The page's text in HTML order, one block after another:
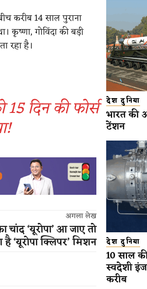
करीब 14 साल पुराना
कृष्णा, गोविंदा की बड़ी
रहा है।
दिन की फोर्स
अगला लेख
चांद ‘यूरोपा’ आ जाए तो
है ‘यूरोपा क्लिपर’ मिशन
देश दुनिया
भारत की
टेंशन
देश दुनिया
10 साल
स्वदेशी
करीब